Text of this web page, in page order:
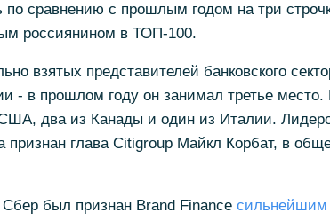
по сравнению с прошлым годом на три
россиянином в ТОП-100.
взятых представителей банковского
- в прошлом году он занимал третье
два из Канады и один из Италии.
признан глава Citigroup Майкл Корбат, в
был признан Brand Finance сильнейшим